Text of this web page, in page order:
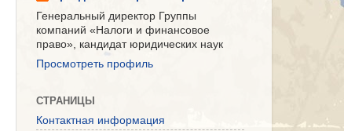
Генеральный директор Группы
компаний «Налоги и финансовое
право», кандидат юридических наук
Просмотреть профиль
СТРАНИЦЫ
Контактная информация